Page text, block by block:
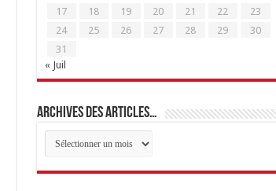
17
18 19 20 21 22
23
24
25 26 27 28 29
30
31
« Juil
Archives des articles…
Archives
des
articles…